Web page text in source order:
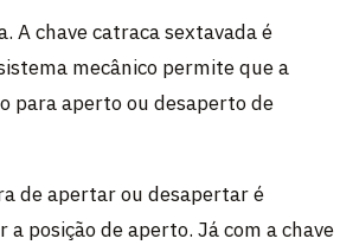
A chave catraca sextavada é
mecânico permite que a
para aperto ou desaperto de
de apertar ou desapertar é
posição de aperto. Já com a chave